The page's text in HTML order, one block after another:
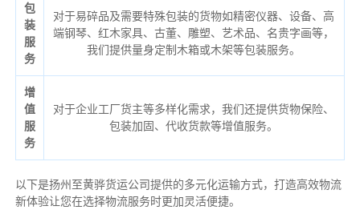
包
装
服
务
对于易碎品及需要特殊包装的货物如精密仪器、设备、高
端钢琴、红木家具、古董、雕塑、艺术品、名贵字画等，
我们提供量身定制木箱或木架等包装服务。
增
值
服
务
对于企业工厂货主等多样化需求，我们还提供货物保险、
包装加固、代收货款等增值服务。
以下是扬州至黄骅货运公司提供的多元化运输方式，打造高效物流
新体验让您在选择物流服务时更加灵活便捷。